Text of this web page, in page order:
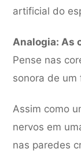
artificial do
Analogia: As
Pense nas
sonora de um
Assim como
nervos em
nas paredes